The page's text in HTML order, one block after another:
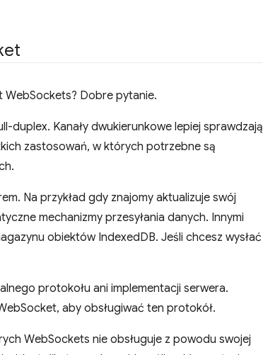
WebSockets? Dobre pytanie.
Kanały dwukierunkowe lepiej sprawdzają
zastosowań, w których potrzebne są
Na przykład gdy znajomy aktualizuje swój
mechanizmy przesyłania danych. Innymi
obiektów IndexedDB. Jeśli chcesz wysłać
protokołu ani implementacji serwera.
aby obsługiwać ten protokół.
WebSockets nie obsługuje z powodu swojej